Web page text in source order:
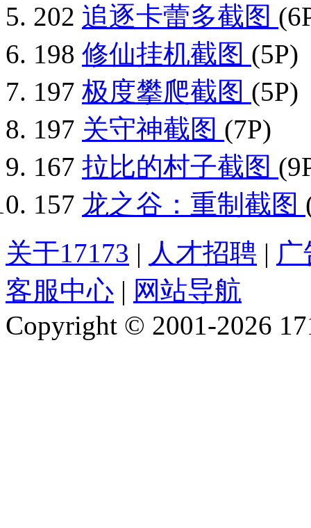
202 追逐卡蕾多截图
198 修仙挂机截图 (5P)
197 极度攀爬截图 (5P)
197 关守神截图 (7P)
167 拉比的村子截图
157 龙之谷：重制截图
关于17173 | 人才招聘 |
客服中心 | 网站导航
Copyright © 2001-2026